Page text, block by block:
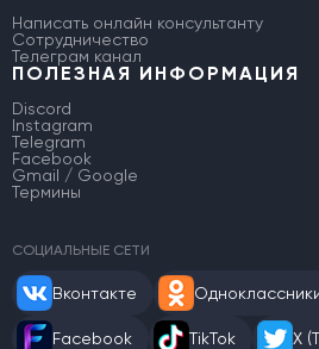
Написать онлайн консультанту
Сотрудничество
Телеграм канал
ПОЛЕЗНАЯ ИНФОРМАЦИЯ
Discord
Instagram
Telegram
Facebook
Gmail / Google
Термины
СОЦИАЛЬНЫЕ СЕТИ
Вконтакте
Facebook TikTok X